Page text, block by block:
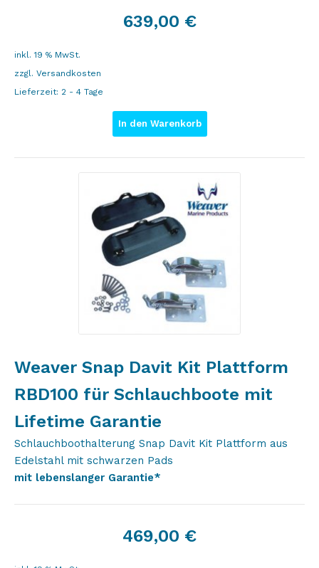
639,00 €
inkl. 19 % MwSt.
zzgl. Versandkosten
Lieferzeit: 2 - 4 Tage
In den Warenkorb
Weaver Snap Davit Kit Plattform
RBD100 für Schlauchboote mit
Lifetime Garantie
Schlauchboothalterung Snap Davit Kit Plattform aus
Edelstahl mit schwarzen Pads
mit lebenslanger Garantie*
469,00 €